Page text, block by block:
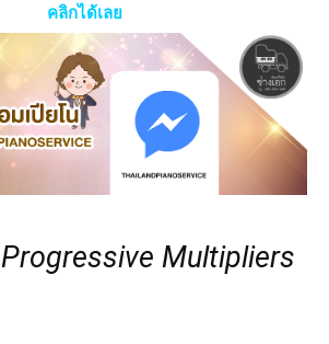
คลิกได้เลย
Progressive Multipliers